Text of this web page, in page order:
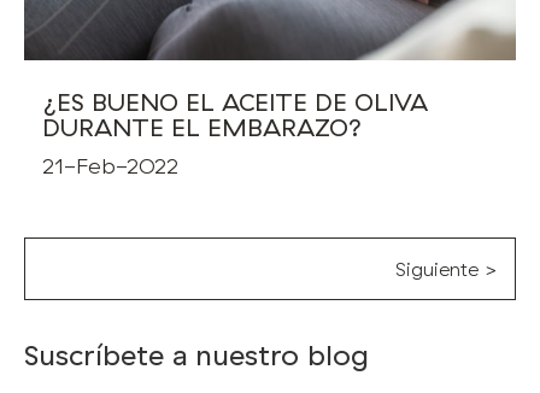
¿ES BUENO EL ACEITE DE OLIVA
DURANTE EL EMBARAZO?
21-Feb-2022
Siguiente >
Suscríbete a nuestro blog